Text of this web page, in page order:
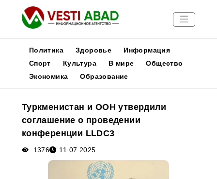
Новости
Медиа
Афиша
Политика Здоровье
Информация
Спорт
Культура В мире
Общество
Экономика
Образование
Туркменистан и ООН утвердили
соглашение о проведении
конференции LLDC3
1376 11.07.2025